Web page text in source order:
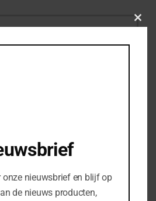
nieuwsbrief en blijf op
de nieuws producten,